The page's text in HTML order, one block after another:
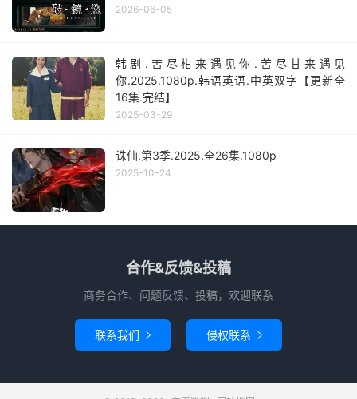
2026-06-05
韩剧.苦尽柑来遇见你.苦尽甘来遇见
你.2025.1080p.韩语英语.中英双字【更新全
16集.完结】
2025-03-29
诛仙.第3季.2025.全26集.1080p
2025-10-24
合作&反馈&投稿
商务合作、问题反馈、投稿，欢迎联系
联系我们  侵权联系 